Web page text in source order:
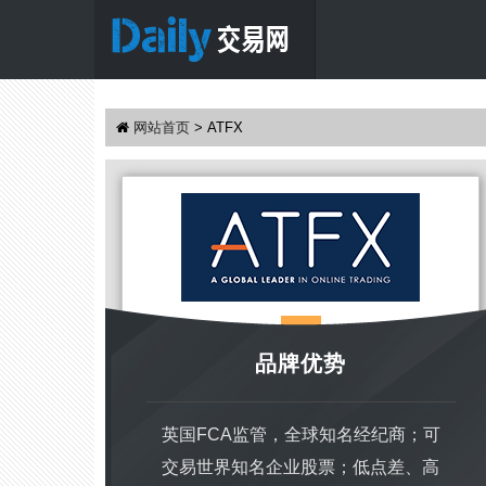
网站首页 > ATFX
品牌优势
英国FCA监管，全球知名经纪商；可
交易世界知名企业股票；低点差、高